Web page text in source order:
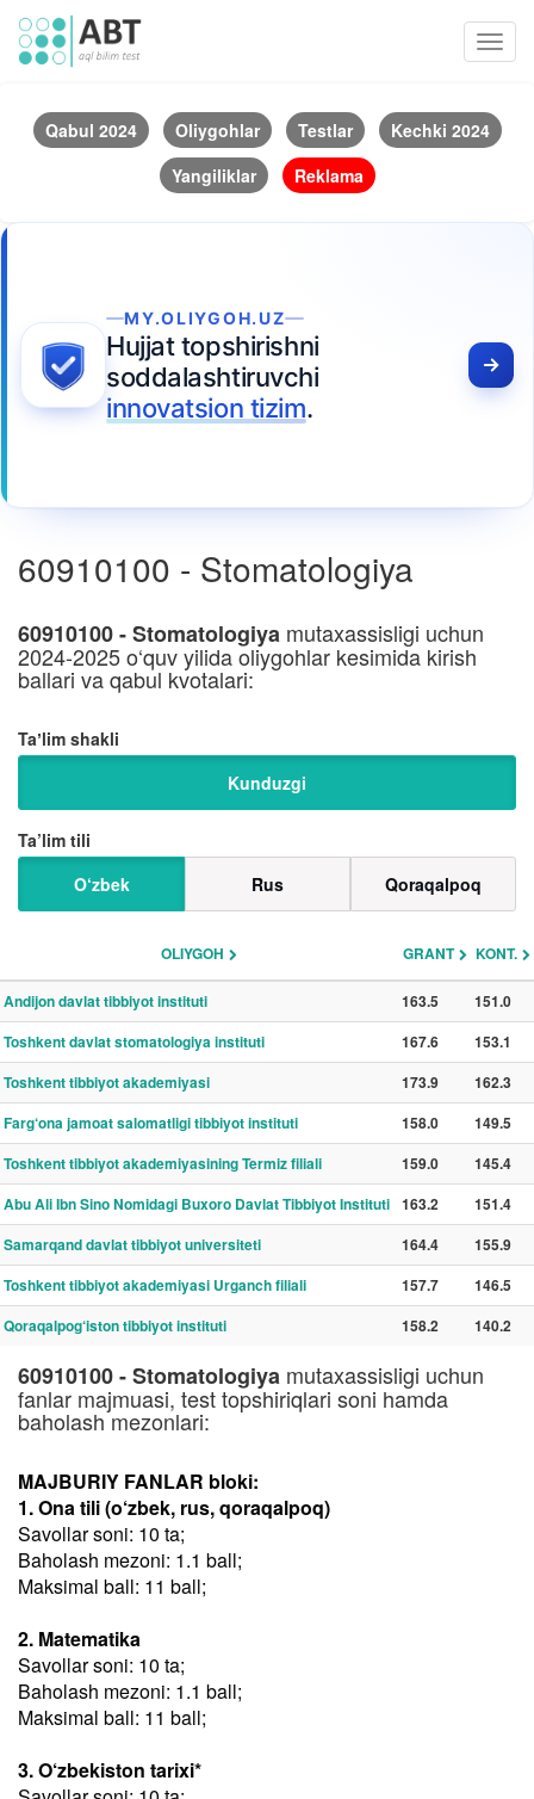
Qabul 2024 Oliygohlar Testlar
Kechki 2024
Yangiliklar
Reklama
MY.OLIYGOH.UZ
Hujjat topshirishni
soddalashtiruvchi
innovatsion tizim.
60910100 - Stomatologiya
60910100 - Stomatologiya mutaxassisligi uchun
2024-2025 o‘quv yilida oliygohlar kesimida kirish
ballari va qabul kvotalari:
Taʼlim shakli
Kunduzgi
Ta’lim tili
O‘zbek
Rus Qoraqalpoq
OLIYGOH GRANT KONT.
Andijon davlat tibbiyot instituti 163.5
151.0
Toshkent davlat stomatologiya instituti
167.6
153.1
Toshkent tibbiyot akademiyasi
173.9
162.3
Farg‘ona jamoat salomatligi tibbiyot instituti
158.0
149.5
Toshkent tibbiyot akademiyasining Termiz filiali
159.0
145.4
Abu Ali Ibn Sino Nomidagi Buxoro Davlat Tibbiyot Instituti 163.2
151.4
Samarqand davlat tibbiyot universiteti
164.4
155.9
Toshkent tibbiyot akademiyasi Urganch filiali
157.7
146.5
Qoraqalpog‘iston tibbiyot instituti
158.2 140.2
60910100 - Stomatologiya mutaxassisligi uchun
fanlar majmuasi, test topshiriqlari soni hamda
baholash mezonlari:
MAJBURIY FANLAR bloki:
1. Ona tili (o‘zbek, rus, qoraqalpoq)
Savollar soni: 10 ta;
Baholash mezoni: 1.1 ball;
Maksimal ball: 11 ball;
2. Matematika
Savollar soni: 10 ta;
Baholash mezoni: 1.1 ball;
Maksimal ball: 11 ball;
3. O‘zbekiston tarixi*